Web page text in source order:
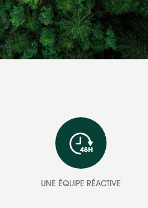
UNE ÉQUIPE RÉACTIVE